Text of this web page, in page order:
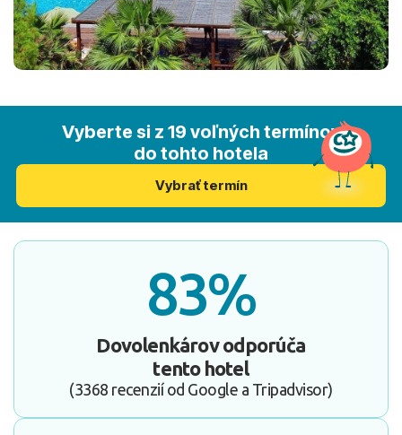
Vyberte si z 19 voľných termínov
do tohto hotela
Vybrať termín
83%
Dovolenkárov odporúča
tento hotel
(3368 recenzií od Google a Tripadvisor)